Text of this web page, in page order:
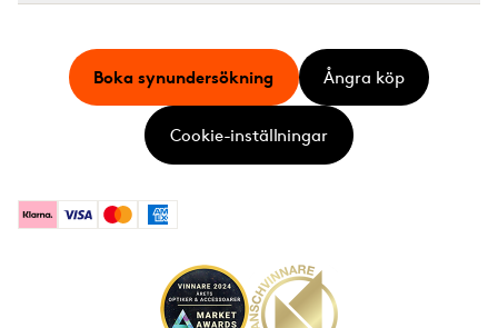
KlarnaVisa MastercardAmerican Express
Boka synundersökning Ångra köp
Cookie-inställningar